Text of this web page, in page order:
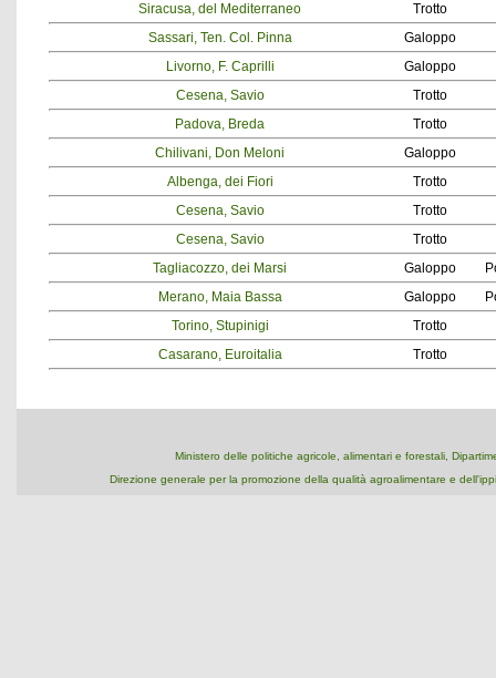
Siracusa, del Mediterraneo
Trotto
Sassari, Ten. Col. Pinna
Galoppo
Livorno, F. Caprilli
Galoppo
Cesena, Savio
Trotto
Padova, Breda
Trotto
Chilivani, Don Meloni
Galoppo
Albenga, dei Fiori
Trotto
Cesena, Savio
Trotto
Cesena, Savio
Trotto
Tagliacozzo, dei Marsi
Galoppo
Merano, Maia Bassa
Galoppo
Torino, Stupinigi
Trotto
Casarano, Euroitalia
Trotto
Ministero delle politiche agricole, alimentari e forestali,
Direzione generale per la promozione della qualità agroalimentare e